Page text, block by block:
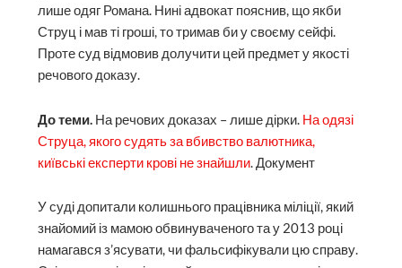
лише одяг Романа. Нині адвокат пояснив, що якби
Струц і мав ті гроші, то тримав би у своєму сейфі.
Проте суд відмовив долучити цей предмет у якості
речового доказу.
До теми. На речових доказах – лише дірки. На одязі
Струца, якого судять за вбивство валютника,
київські експерти крові не знайшли. Документ
У суді допитали колишнього працівника міліції, який
знайомий із мамою обвинуваченого та у 2013 році
намагався з’ясувати, чи фальсифікували цю справу.